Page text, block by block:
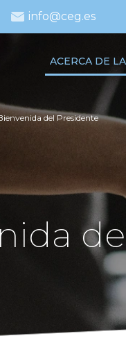
info@ceg.es
ACERCA DE
del Presidente